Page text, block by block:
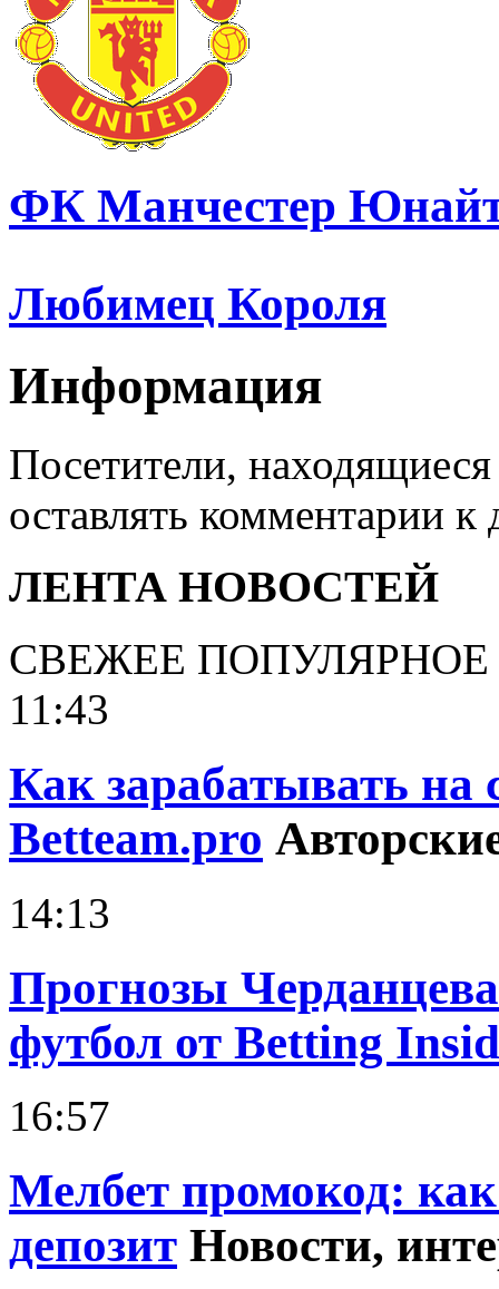
ФК Манчестер
Любимец Короля
Информация
Посетители,
оставлять комментарии
ЛЕНТА НОВОСТЕЙ
СВЕЖЕЕ ПОПУЛЯРНОЕ
11:43
Как зарабатывать на
Betteam.pro
14:13
Прогнозы
футбол от Betting
16:57
Мелбет промокод:
депозит Новости,